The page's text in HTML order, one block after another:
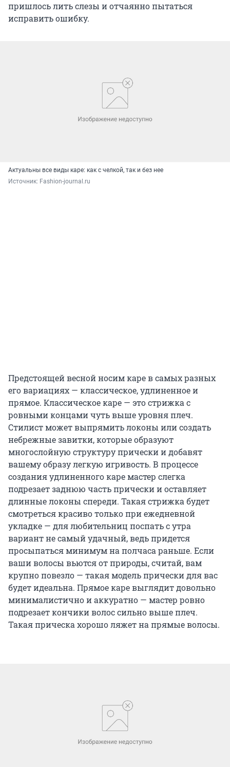
пришлось лить слезы и отчаянно пытаться
исправить ошибку.
Актуальны все виды каре: как с челкой, так и без нее
Источник: Fashion-journal.ru
Предстоящей весной носим каре в самых разных
его вариациях — классическое, удлиненное и
прямое. Классическое каре — это стрижка с
ровными концами чуть выше уровня плеч.
Стилист может выпрямить локоны или создать
небрежные завитки, которые образуют
многослойную структуру прически и добавят
вашему образу легкую игривость. В процессе
создания удлиненного каре мастер слегка
подрезает заднюю часть прически и оставляет
длинные локоны спереди. Такая стрижка будет
смотреться красиво только при ежедневной
укладке — для любительниц поспать с утра
вариант не самый удачный, ведь придется
просыпаться минимум на полчаса раньше. Если
ваши волосы вьются от природы, считай, вам
крупно повезло — такая модель прически для вас
будет идеальна. Прямое каре выглядит довольно
минималистично и аккуратно — мастер ровно
подрезает кончики волос сильно выше плеч.
Такая прическа хорошо ляжет на прямые волосы.